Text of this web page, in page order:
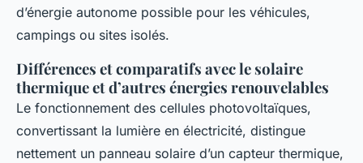
d’énergie autonome possible pour les véhicules,
campings ou sites isolés.
Différences et comparatifs avec le solaire
thermique et d’autres énergies renouvelables
Le fonctionnement des cellules photovoltaïques,
convertissant la lumière en électricité, distingue
nettement un panneau solaire d’un capteur thermique,